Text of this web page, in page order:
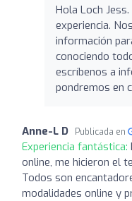
Hola Loch
experiencia.
información
conociendo
escríbenos a
pondremos en
Anne-L D Publicada en
Experiencia fantástica:
online, me hicieron el
Todos son
modalidades online y